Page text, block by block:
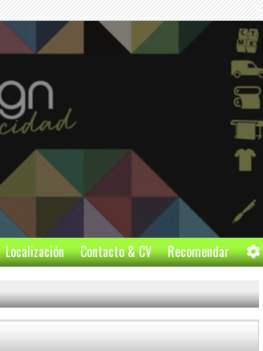
Localización Contacto & CV Recomendar